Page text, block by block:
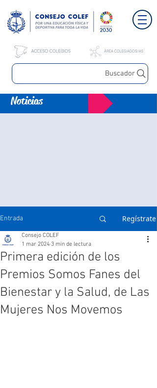
Buscador
Noticias
Entrada Regístrate
Primera edición de los
Premios Somos Fanes del
Bienestar y la Salud, de Las
Mujeres Nos Movemos
Consejo COLEF
1 mar 2024 3 min de lectura